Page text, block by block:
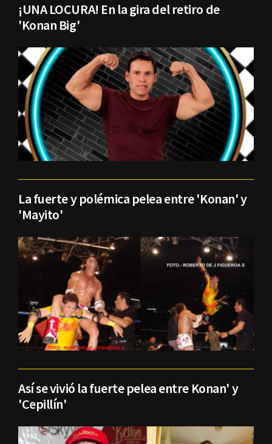
¡UNA LOCURA! En la gira del retiro de
'Konan Big'
La fuerte y polémica pelea entre 'Konan' y
'Mayito'
Así se vivió la fuerte pelea entre Konan' y
'Cepillín'